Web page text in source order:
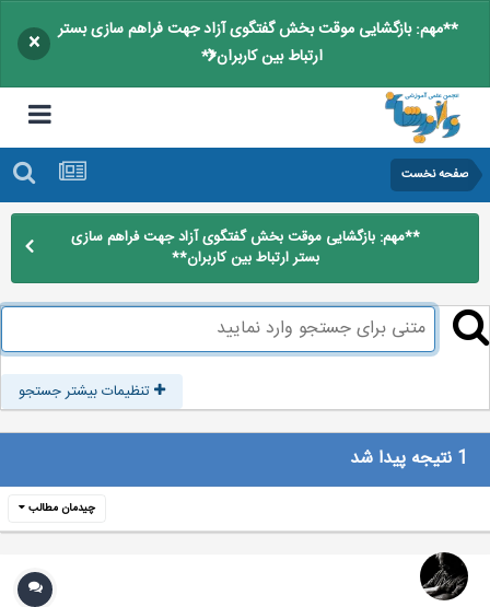
**مهم: بازگشایی موقت بخش گفتگوی آزاد جهت فراهم سازی بستر
ارتباط بین کاربران**
×
صفحه نخست
**مهم: بازگشایی موقت بخش گفتگوی آزاد جهت فراهم سازی
بستر ارتباط بین کاربران**
تنظیمات بیشتر جستجو
چیدمان مطالب